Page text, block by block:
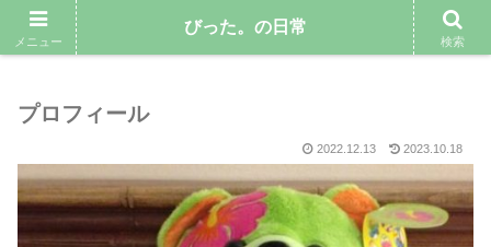
気ままにゆるりと暮らしていきたい専業主婦のブログ
プロフィール
2022.12.13 2023.10.18
メニュー
びった。の日常
検索